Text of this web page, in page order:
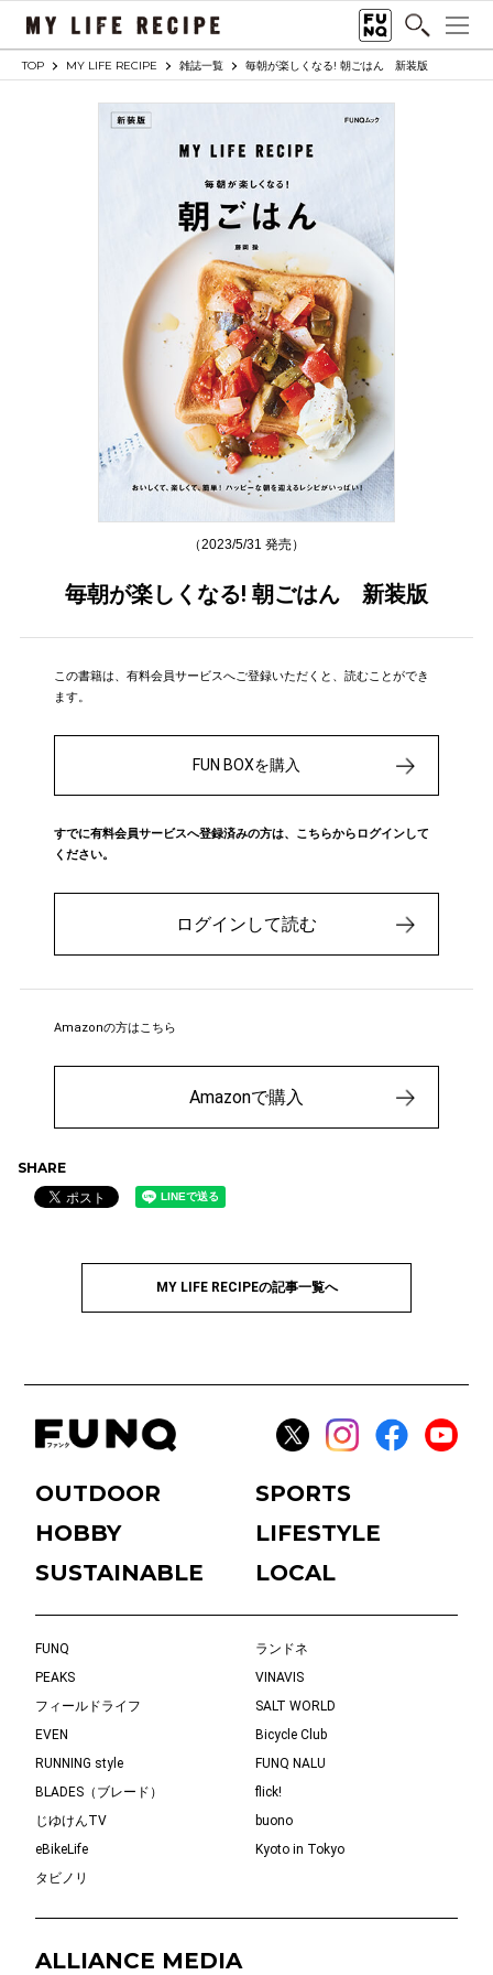
TOP MY LIFE RECIPE 雑誌一覧 毎朝が楽しくなる! 朝ごはん 新装版
（2023/5/31 発売）
毎朝が楽しくなる! 朝ごはん 新装版
この書籍は、有料会員サービスへご登録いただくと、読むことができ
ます。
FUN BOXを購入
すでに有料会員サービスへ登録済みの方は、こちらからログインして
ください。
ログインして読む
Amazonの方はこちら
Amazonで購入
SHARE
MY LIFE RECIPEの記事一覧へ
OUTDOOR
SPORTS
HOBBY
LIFESTYLE
SUSTAINABLE
LOCAL
FUNQ
ランドネ
PEAKS
VINAVIS
フィールドライフ
SALT WORLD
EVEN
Bicycle Club
RUNNING style
FUNQ NALU
BLADES（ブレード）
flick!
じゆけんTV
buono
eBikeLife
Kyoto in Tokyo
タビノリ
ALLIANCE MEDIA